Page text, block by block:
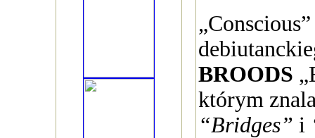
BROODS
którym
“Bridges” i